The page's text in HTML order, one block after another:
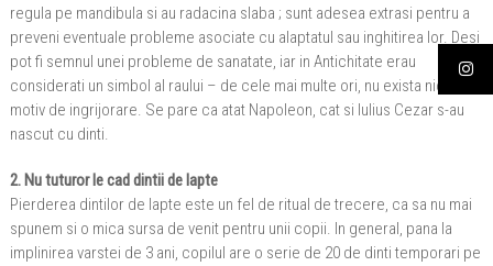
regula pe mandibula si au radacina slaba ; sunt adesea extrasi pentru a
preveni eventuale probleme asociate cu alaptatul sau inghitirea lor. Desi
pot fi semnul unei probleme de sanatate, iar in Antichitate erau
considerati un simbol al raului – de cele mai multe ori, nu exista niciun
motiv de ingrijorare. Se pare ca atat Napoleon, cat si Iulius Cezar s-au
nascut cu dinti.
2. Nu tuturor le cad dintii de lapte
Pierderea dintilor de lapte este un fel de ritual de trecere, ca sa nu mai
spunem si o mica sursa de venit pentru unii copii. In general, pana la
implinirea varstei de 3 ani, copilul are o serie de 20 de dinti temporari pe